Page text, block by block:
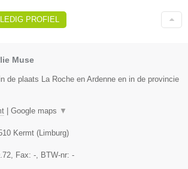
PROFIEL
Muse
de plaats La Roche en Ardenne en in de provincie
Google maps ▼
Kermt ( Limburg)
, Fax: - , BTW-nr: -